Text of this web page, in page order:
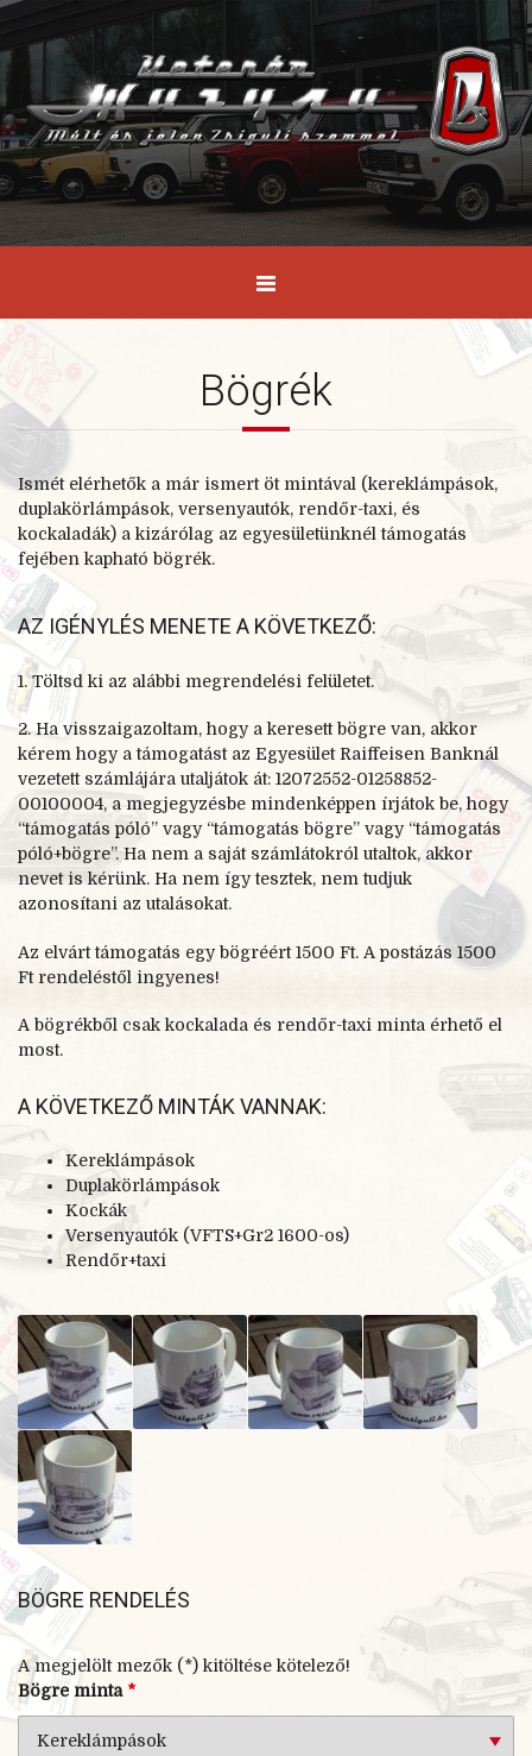
Bögrék
Ismét elérhetők a már ismert öt mintával (kereklámpások,
duplakörlámpások, versenyautók, rendőr-taxi, és
kockaladák) a kizárólag az egyesületünknél támogatás
fejében kapható bögrék.
AZ IGÉNYLÉS MENETE A KÖVETKEZŐ:
1. Töltsd ki az alábbi megrendelési felületet.
2. Ha visszaigazoltam, hogy a keresett bögre van, akkor
kérem hogy a támogatást az Egyesület Raiffeisen Banknál
vezetett számlájára utaljátok át: 12072552-01258852-
00100004, a megjegyzésbe mindenképpen írjátok be, hogy
“támogatás póló” vagy “támogatás bögre” vagy “támogatás
póló+bögre”. Ha nem a saját számlátokról utaltok, akkor
nevet is kérünk. Ha nem így tesztek, nem tudjuk
azonosítani az utalásokat.
Az elvárt támogatás egy bögréért 1500 Ft. A postázás 1500
Ft rendeléstől ingyenes!
A bögrékből csak kockalada és rendőr-taxi minta érhető el
most.
A KÖVETKEZŐ MINTÁK VANNAK:
Kereklámpások
Duplakörlámpások
Kockák
Versenyautók (VFTS+Gr2 1600-os)
Rendőr+taxi
BÖGRE RENDELÉS
A megjelölt mezők (*) kitöltése kötelező!
Bögre minta *